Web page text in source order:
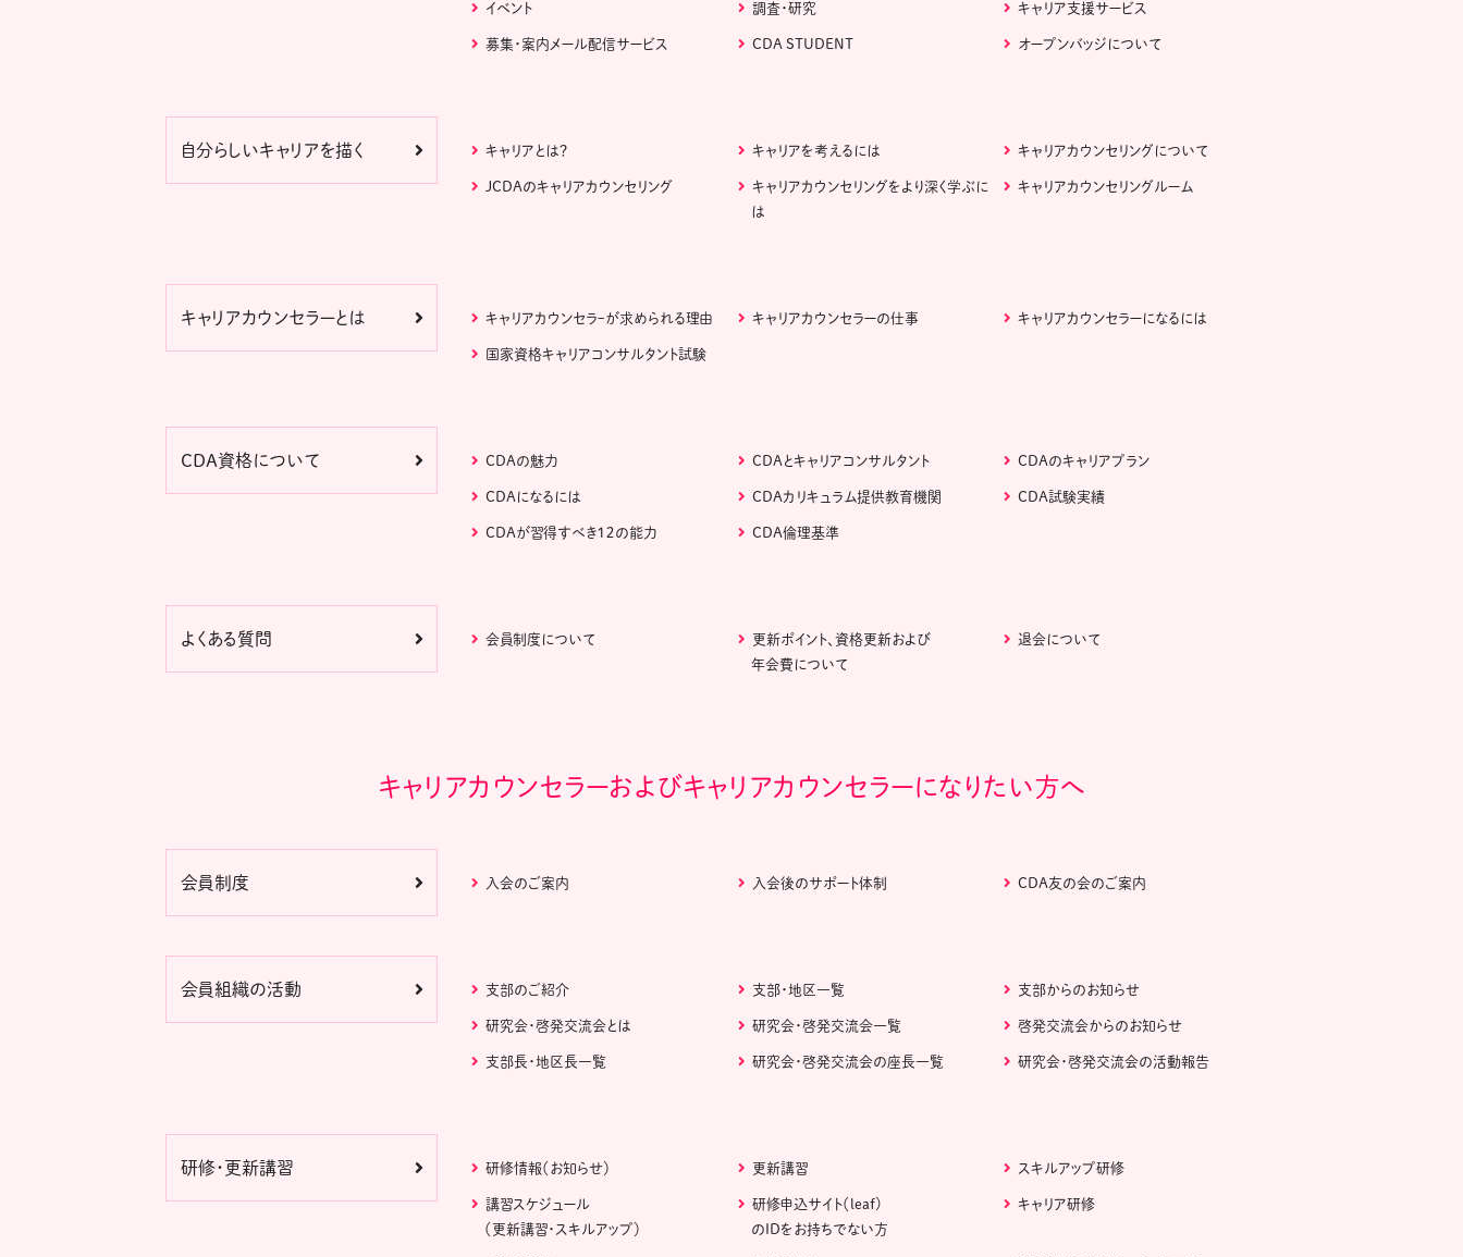
イベント 調査・研究 キャリア支援サービス
募集・案内メール配信サービス CDA STUDENT オープンバッジについて
自分らしいキャリアを描く キャリアとは？ キャリアを考えるには キャリアカウンセリングについて
JCDAのキャリアカウンセリング
キャリアカウンセリングをより深く学ぶに
は
キャリアカウンセリングルーム
キャリアカウンセラーとは キャリアカウンセラｰが求められる理由 キャリアカウンセラーの仕事 キャリアカウンセラーになるには
国家資格キャリアコンサルタント試験
CDA資格について CDAの魅力 CDAとキャリアコンサルタント CDAのキャリアプラン
CDAになるには CDAカリキュラム提供教育機関 CDA試験実績
CDAが習得すべき１２の能力 CDA倫理基準
よくある質問 会員制度について
更新ポイント、資格更新および
年会費について
退会について
キャリアカウンセラーおよびキャリアカウンセラーになりたい方へ
会員制度 入会のご案内 入会後のサポート体制 CDA友の会のご案内
会員組織の活動 支部のご紹介 支部・地区一覧 支部からのお知らせ
研究会・啓発交流会とは 研究会・啓発交流会一覧 啓発交流会からのお知らせ
支部長・地区長一覧 研究会・啓発交流会の座長一覧 研究会・啓発交流会の活動報告
研修・更新講習 研修情報（お知らせ） 更新講習 スキルアップ研修
講習スケジュール
（更新講習・スキルアップ）
研修申込サイト（leaf)
のIDをお持ちでない方
キャリア研修